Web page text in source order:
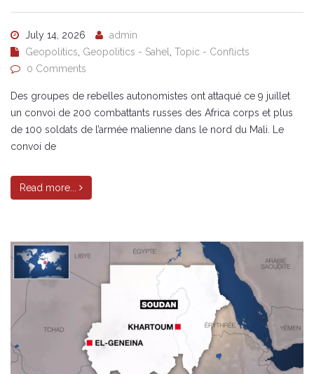
July 14, 2026
admin
Geopolitics, Geopolitics - Sahel, Topic - Conflicts
0 Comments
Des groupes de rebelles autonomistes ont attaqué ce 9 juillet
un convoi de 200 combattants russes des Africa corps et plus
de 100 soldats de l’armée malienne dans le nord du Mali. Le
convoi de
Read more...